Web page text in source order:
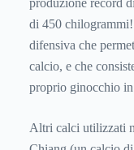
di 450 chilogrammi!
difensiva che
calcio, e che
proprio ginocchio
Altri calci utilizzati